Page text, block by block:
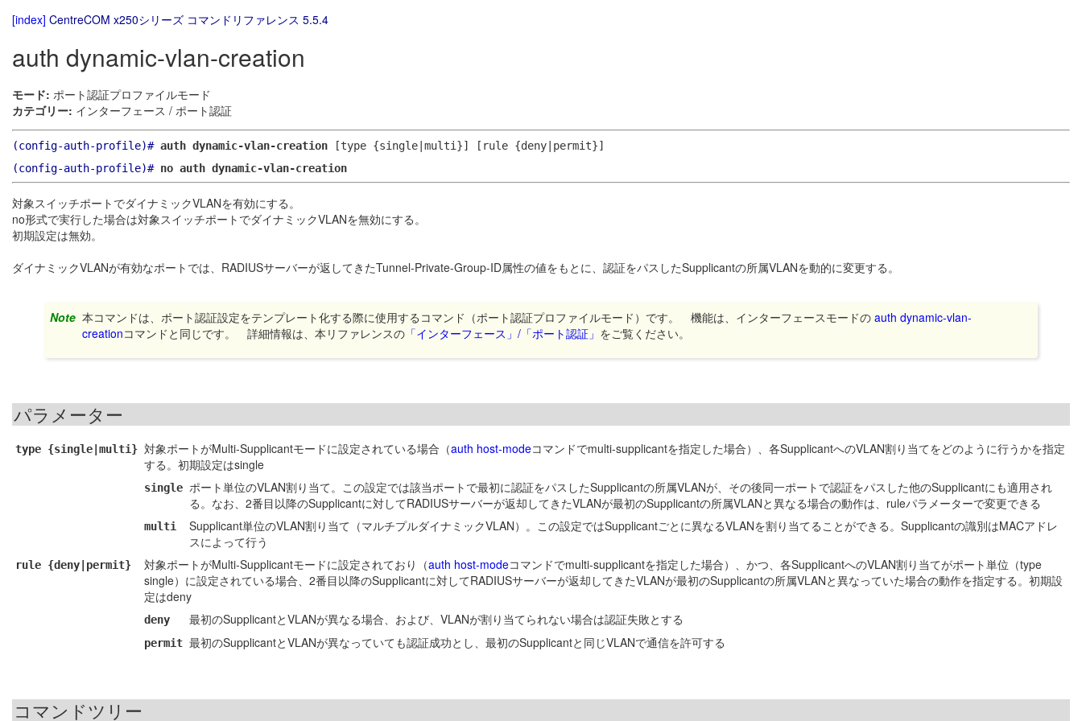
[index] CentreCOM x250シリーズ コマンドリファレンス 5.5.4
auth dynamic-vlan-creation
モード: ポート認証プロファイルモード
カテゴリー: インターフェース / ポート認証
(config-auth-profile)# auth dynamic-vlan-creation [type {single|multi}]
[rule {deny|permit}]
(config-auth-profile)# no auth dynamic-vlan-creation
対象スイッチポートでダイナミックVLANを有効にする。
no形式で実行した場合は対象スイッチポートでダイナミックVLANを無効にする。
初期設定は無効。
ダイナミックVLANが有効なポートでは、RADIUSサーバーが返してきたTunnel-Private-Group-ID属性の値をもとに、認証をパスしたSupplicantの所属VLANを動的に変更する。
Note 本コマンドは、ポート認証設定をテンプレート化する際に使用するコマンド（ポート認証プロファイルモード）です。 機能は、インターフェースモードのauth dynamic-vlan-
creationコマンドと同じです。 詳細情報は、本リファレンスの 「インターフェース」/「ポート認証」 をご覧ください。
パラメーター
type {single|multi} 対象ポートがMulti-Supplicantモードに設定されている場合（auth host-modeコマンドでmulti-supplicantを指定した場合）、各SupplicantへのVLAN割り当てをどのように行うかを指定
する。初期設定はsingle
single ポート単位のVLAN割り当て。この設定では該当ポートで最初に認証をパスしたSupplicantの所属VLANが、その後同一ポートで認証をパスした他のSupplicantにも適用され
る。なお、2番目以降のSupplicantに対してRADIUSサーバーが返却してきたVLANが最初のSupplicantの所属VLANと異なる場合の動作は、ruleパラメーターで変更できる
multi
Supplicant単位のVLAN割り当て（マルチプルダイナミックVLAN）。この設定ではSupplicantごとに異なるVLANを割り当てることができる。Supplicantの識別はMACアドレ
スによって行う
rule {deny|permit} 対象ポートがMulti-Supplicantモードに設定されており（auth host-modeコマンドでmulti-supplicantを指定した場合）、かつ、各SupplicantへのVLAN割り当てがポート単位（type
single）に設定されている場合、2番目以降のSupplicantに対してRADIUSサーバーが返却してきたVLANが最初のSupplicantの所属VLANと異なっていた場合の動作を指定する。初期設
定はdeny
deny 最初のSupplicantとVLANが異なる場合、および、VLANが割り当てられない場合は認証失敗とする
permit 最初のSupplicantとVLANが異なっていても認証成功とし、最初のSupplicantと同じVLANで通信を許可する
コマンドツリー